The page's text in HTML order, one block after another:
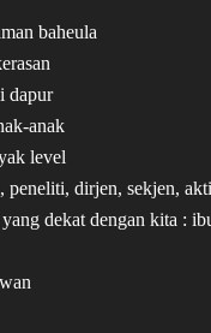
baheula
dapur
anak
level
dirjen, sekjen,
dekat dengan kita :